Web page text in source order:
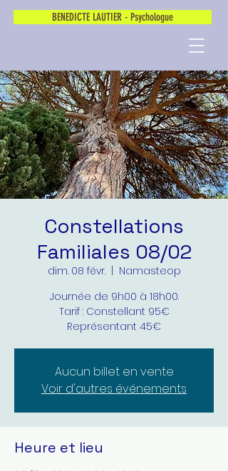
BENEDICTE LAUTIER - Psychologue
Constellations
Familiales 08/02
dim. 08 févr.
  |
Namasteop
Journée de 9h00 à 18h00.
Tarif : Constellant 95€
Aucun billet en vente
Voir d'autres événements
Heure et lieu